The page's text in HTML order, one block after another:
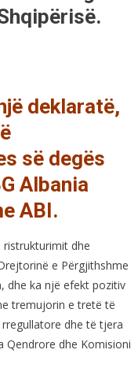
deklaratë,
së degës
Albania
ABI.
ristrukturimit dhe
e Përgjithshme
dhe ka një efekt pozitiv
tremujorin e tretë të
dhe të tjera
Qendrore dhe Komisioni